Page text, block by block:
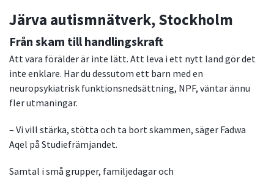
Järva autismnätverk, Stockholm
Från skam till handlingskraft
Att vara förälder är inte lätt. Att leva i ett nytt land gör det
inte enklare. Har du dessutom ett barn med en
neuropsykiatrisk funktionsnedsättning, NPF, väntar ännu
fler utmaningar.
– Vi vill stärka, stötta och ta bort skammen, säger Fadwa
Aqel på Studiefrämjandet.
Samtal i små grupper, familjedagar och